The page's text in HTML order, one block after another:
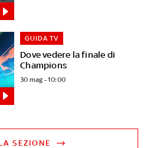
Dove vedere la finale di
Champions
GUIDA TV
30 mag - 10:00
SEZIONE